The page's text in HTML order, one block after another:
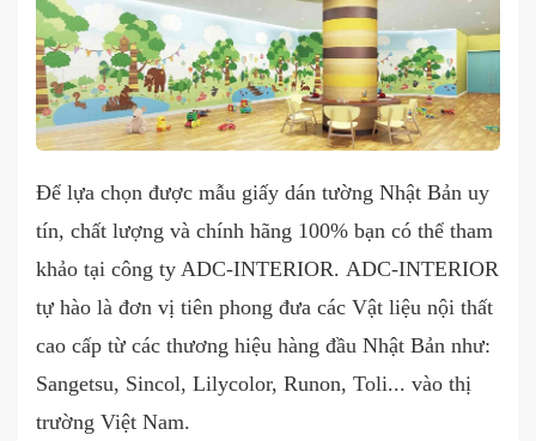
Để lựa chọn được mẫu giấy dán tường Nhật Bản uy
tín, chất lượng và chính hãng 100% bạn có thể tham
khảo tại công ty ADC-INTERIOR. ADC-INTERIOR
tự hào là đơn vị tiên phong đưa các Vật liệu nội thất
cao cấp từ các thương hiệu hàng đầu Nhật Bản như:
Sangetsu, Sincol, Lilycolor, Runon, Toli... vào thị
trường Việt Nam.